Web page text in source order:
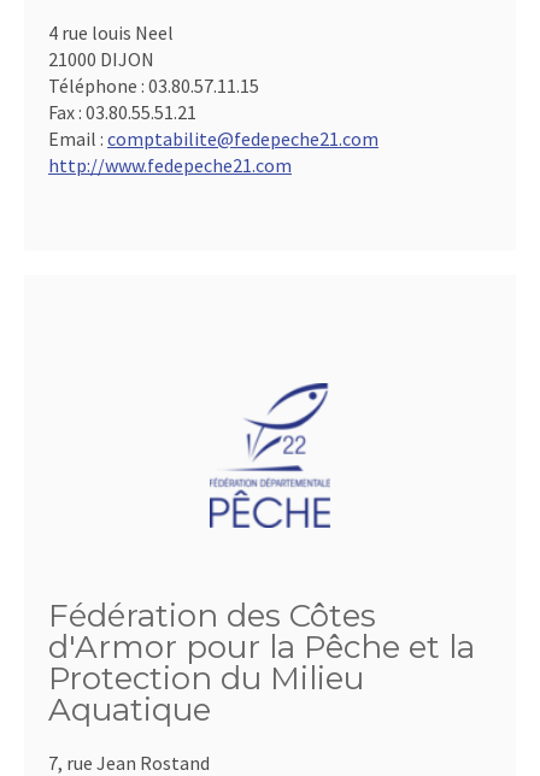
4 rue louis Neel
21000 DIJON
Téléphone : 03.80.57.11.15
Fax : 03.80.55.51.21
Email : comptabilite@fedepeche21.com
http://www.fedepeche21.com
Fédération des Côtes
d'Armor pour la Pêche et la
Protection du Milieu
Aquatique
7, rue Jean Rostand